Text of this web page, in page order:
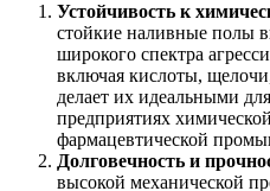
Устойчивость к
стойкие наливные полы
широкого спектра
включая кислоты,
делает их идеальными
предприятиях
фармацевтической
Долговечность и
высокой механической